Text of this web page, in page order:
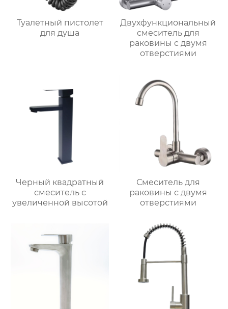
Туалетный пистолет
для душа
Двухфункциональный
смеситель для
раковины с двумя
отверстиями
Черный квадратный
смеситель с
увеличенной высотой
Смеситель для
раковины с двумя
отверстиями